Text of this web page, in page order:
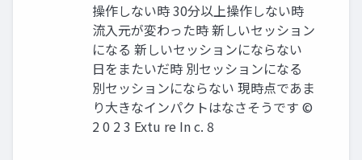
操作しない時 30分以上操作しない時
流入元が変わった時 新しいセッション
になる 新しいセッションにならない
日をまたいだ時 別セッションになる
別セッションにならない 現時点であま
り大きなインパクトはなさそうです ©
2 0 2 3 Extu re In c. 8